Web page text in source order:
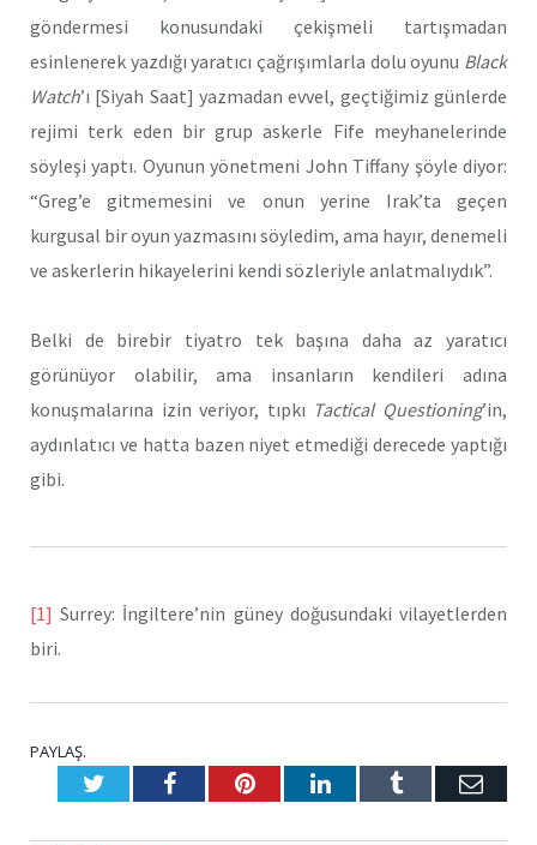
göndermesi konusundaki çekişmeli tartışmadan
esinlenerek yazdığı yaratıcı çağrışımlarla dolu oyunu Black
Watch’ı [Siyah Saat] yazmadan evvel, geçtiğimiz günlerde
rejimi terk eden bir grup askerle Fife meyhanelerinde
söyleşi yaptı. Oyunun yönetmeni John Tiffany şöyle diyor:
“Greg’e gitmemesini ve onun yerine Irak’ta geçen
kurgusal bir oyun yazmasını söyledim, ama hayır, denemeli
ve askerlerin hikayelerini kendi sözleriyle anlatmalıydık”.
Belki de birebir tiyatro tek başına daha az yaratıcı
görünüyor olabilir, ama insanların kendileri adına
konuşmalarına izin veriyor, tıpkı Tactical Questioning’in,
aydınlatıcı ve hatta bazen niyet etmediği derecede yaptığı
gibi.
[1] Surrey: İngiltere’nin güney doğusundaki vilayetlerden
biri.
PAYLAŞ.
TwitterFacebookPinterestLinkedInTumblr E-